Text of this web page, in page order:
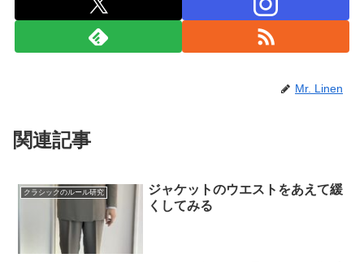
Mr. Linen
関連記事
クラシックのルール研究
ジャケットのウエストをあえて緩
くしてみる